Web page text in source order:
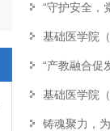
“守护安全，
基础医学院
“产教融合促
基础医学院
铸魂聚力，